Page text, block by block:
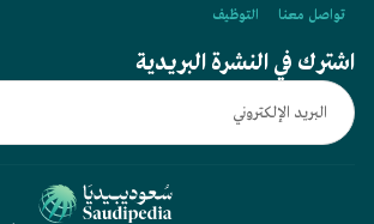
تواصل معنا
التوظيف
اشترك في النشرة البريدية